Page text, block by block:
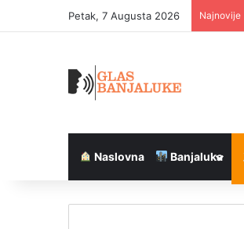
Petak, 7 Augusta 2026 Najnovije
Naslovna Banjaluka